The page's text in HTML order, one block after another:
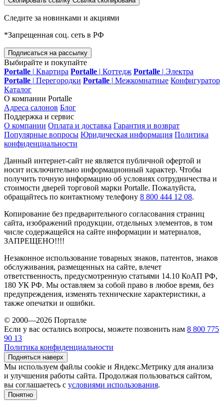
Следите за новинками и акциями
*Запрещенная соц. сеть в РФ
Подписаться на рассылку
Выбирайте и покупайте
Portalle | Квартира Portalle | Коттедж Portalle | Электра
Portalle | Перегородки Portalle | Межкомнатные Конфигуратор
Каталог
О компании Portalle
Адреса салонов Блог
Поддержка и сервис
О компании Оплата и доставка Гарантия и возврат
Популярные вопросы Юридическая информация Политика
конфиденциальности
Данный интернет-сайт не является публичной офертой и
носит исключительно информационный характер. Чтобы
получить точную информацию об условиях сотрудничества и
стоимости дверей торговой марки Portalle. Пожалуйста,
обращайтесь по контактному телефону 8 800 444 12 08.
Копирование без предварительного согласования страниц
сайта, изображений продукции, отдельных элементов, в том
числе содержащейся на сайте информации и материалов,
ЗАПРЕЩЕНО!!!!
Незаконное использование товарных знаков, патентов, знаков
обслуживания, размещенных на сайте, влечет
ответственность, предусмотренную статьями 14.10 КоАП РФ,
180 УК РФ. Мы оставляем за собой право в любое время, без
предупреждения, изменять технические характеристики, а
также опечатки и ошибки.
© 2000—2026 Порталле
Если у вас остались вопросы, можете позвонить нам 8 800 775
90 13
Политика конфиденциальности
Подняться наверх
Мы используем файлы cookie и Яндекс.Метрику для анализа
и улучшения работы сайта. Продолжая пользоваться сайтом,
вы соглашаетесь с условиями использования.
Понятно